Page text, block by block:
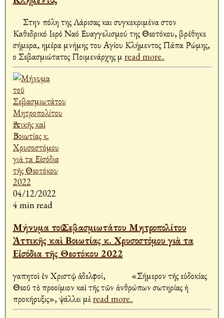
Στην πόλη της Λάρισας και συγκεκριμένα στον
Καθεδρικό Ιερό Ναό Ευαγγελισμού της Θεοτόκου, βρέθηκε
σήμερα, ημέρα μνήμης του Αγίου Κλήμεντος Πάπα Ρώμης,
ο Σεβασμιώτατος Ποιμενάρχης μ read more..
04/12/2022
4 min read
Μήνυμα τοῦ Σεβασμιωτάτου Μητροπολίτου
Ἀττικῆς καὶ Βοιωτίας κ. Χρυσοστόμου γιὰ τα
Εἰσόδια τῆς Θεοτόκου 2022
Ἀγαπητοὶ ἐν Χριστῷ ἀδελφοί, «Σήμερον τῆς εὐδοκίας
Θεοῦ τὸ προοίμιον καὶ τῆς τῶν ἀνθρώπων σωτηρίας ἡ
προκήρυξις», ψάλλει μὲread more..